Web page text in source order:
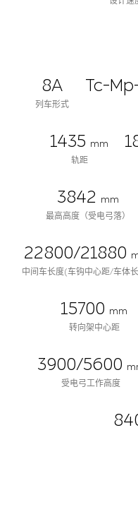
8A
列车形式
Tc-
1435 mm
轨距
3842
mm
最高高度（受电弓落）
22800/21880
中间车长度(车钩中心距/车体
15700 mm
转向架中心距
3900/5600
受电弓工作高度